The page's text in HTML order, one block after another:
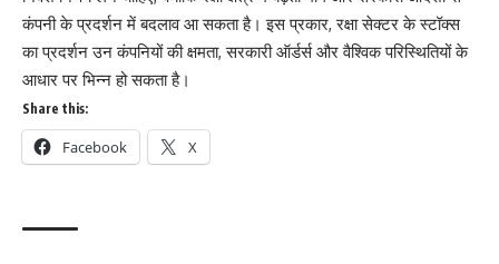
कंपनी के प्रदर्शन में बदलाव आ सकता है। इस प्रकार, रक्षा सेक्टर के स्टॉक्स
का प्रदर्शन उन कंपनियों की क्षमता, सरकारी ऑर्डर्स और वैश्विक परिस्थितियों के
आधार पर भिन्न हो सकता है।
Share this:
Facebook X